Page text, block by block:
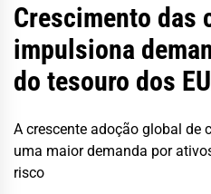
Crescimento das
impulsiona
do tesouro dos
A crescente adoção global de
uma maior demanda por
risco